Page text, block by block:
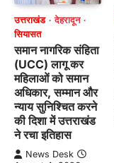
उत्तराखंड
देहरादून
सियासत
समान नागरिक संहिता
(UCC) लागू कर
महिलाओं को समान
अधिकार, सम्मान और
न्याय सुनिश्चित करने
की दिशा में उत्तराखंड
ने रचा इतिहास
News Desk